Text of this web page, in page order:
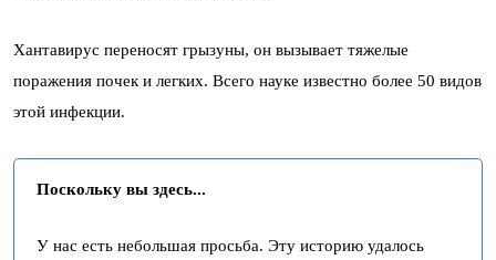
Хантавирус переносят грызуны, он вызывает тяжелые
поражения почек и легких. Всего науке известно более 50 видов
этой инфекции.
Поскольку вы здесь...
У нас есть небольшая просьба. Эту историю удалось